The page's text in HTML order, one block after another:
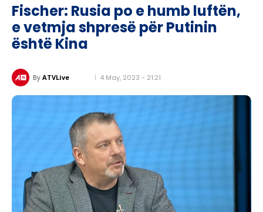
Fischer: Rusia po e humb luftën,
e vetmja shpresë për Putinin
është Kina
By ATVLive 4 May, 2023 - 21:21